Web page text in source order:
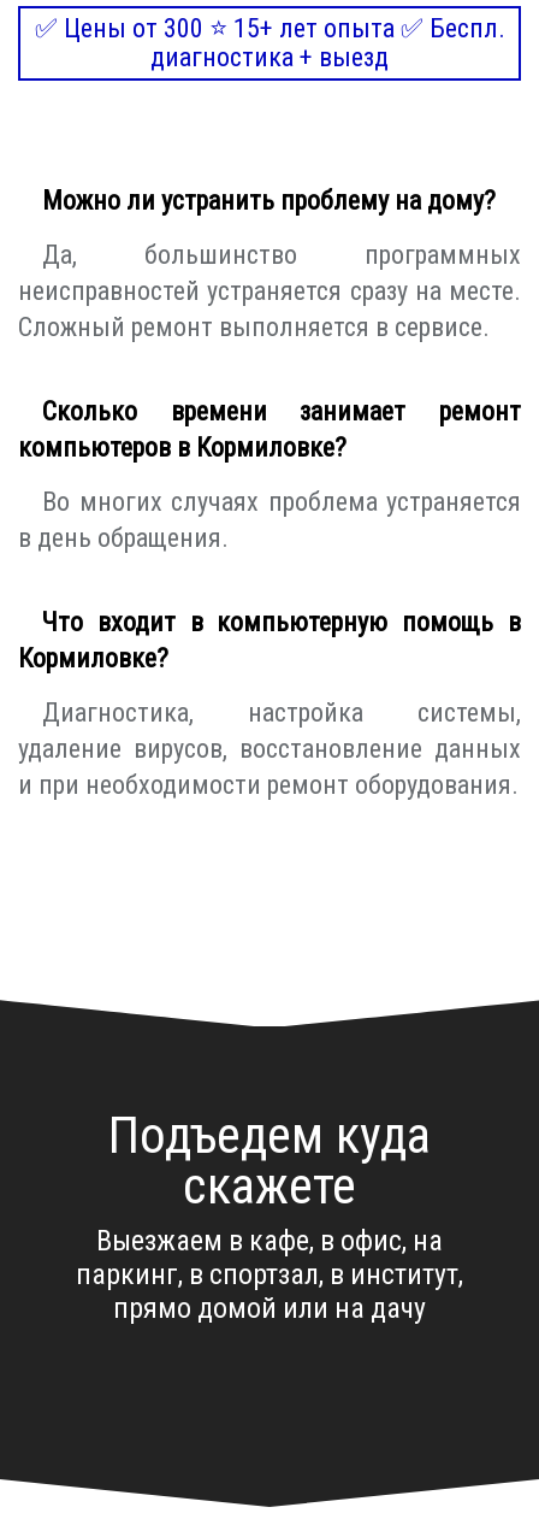
✅ Цены от 300 ⭐ 15+ лет опыта ✅ Беспл.
диагностика + выезд
Можно ли устранить проблему на дому?
Да, большинство программных
неисправностей устраняется сразу на месте.
Сложный ремонт выполняется в сервисе.
Сколько времени занимает ремонт
компьютеров в Кормиловке?
Во многих случаях проблема устраняется
в день обращения.
Что входит в компьютерную помощь в
Кормиловке?
Диагностика, настройка системы,
удаление вирусов, восстановление данных
и при необходимости ремонт оборудования.
Подъедем куда
скажете
Выезжаем в кафе, в офис, на
паркинг, в спортзал, в институт,
прямо домой или на дачу